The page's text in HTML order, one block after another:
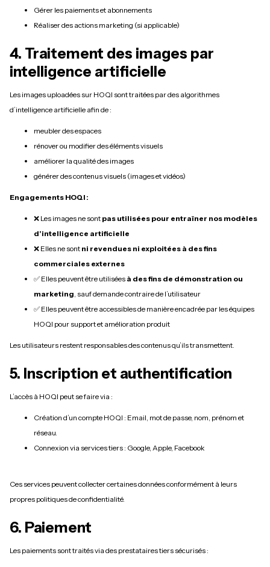
Gérer les paiements et abonnements
Réaliser des actions marketing (si applicable)
4. Traitement des images par
intelligence artificielle
Les images uploadées sur HOQI sont traitées par des algorithmes
d’intelligence artificielle afin de :
meubler des espaces
rénover ou modifier des éléments visuels
améliorer la qualité des images
générer des contenus visuels (images et vidéos)
Engagements HOQI :
❌ Les images ne sont pas utilisées pour entraîner nos modèles
d’intelligence artificielle
❌ Elles ne sont ni revendues ni exploitées à des fins
commerciales externes
✅ Elles peuvent être utilisées à des fins de démonstration ou
marketing, sauf demande contraire de l’utilisateur
✅ Elles peuvent être accessibles de manière encadrée par les équipes
HOQI pour support et amélioration produit
Les utilisateurs restent responsables des contenus qu’ils transmettent.
5. Inscription et authentification
L’accès à HOQI peut se faire via :
Création d’un compte HOQI : Email, mot de passe, nom, prénom et
réseau.
Connexion via services tiers : Google, Apple, Facebook
Ces services peuvent collecter certaines données conformément à leurs
propres politiques de confidentialité.
6. Paiement
Les paiements sont traités via des prestataires tiers sécurisés :